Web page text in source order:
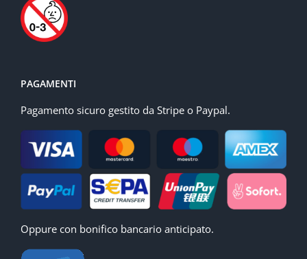
PAGAMENTI
Pagamento sicuro gestito da Stripe o Paypal.
Oppure con bonifico bancario anticipato.